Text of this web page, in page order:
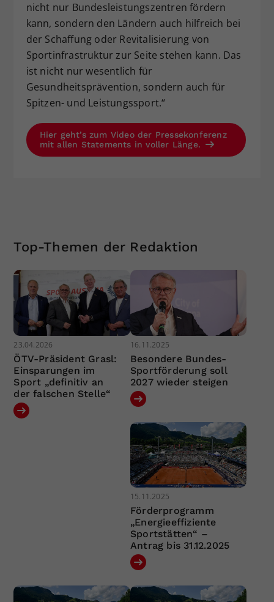
nicht nur Bundesleistungszentren fördern
kann, sondern den Ländern auch hilfreich bei
der Schaffung oder Revitalisierung von
Sportinfrastruktur zur Seite stehen kann. Das
ist nicht nur wesentlich für
Gesundheitsprävention, sondern auch für
Spitzen- und Leistungssport.“
Hier geht’s zum Video der Pressekonferenz
mit allen Statements in voller Länge.
Top-Themen der Redaktion
23.04.2026
ÖTV-Präsident Grasl:
Einsparungen im
Sport „definitiv an
der falschen Stelle“
16.11.2025
Besondere Bundes-
Sportförderung soll
2027 wieder steigen
15.11.2025
Förderprogramm
„Energieeffiziente
Sportstätten“ –
Antrag bis 31.12.2025